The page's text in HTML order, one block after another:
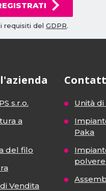
requisiti del GDPR.
s.r.o.
a
del filo
Vendita
Unità
Paka
polvere